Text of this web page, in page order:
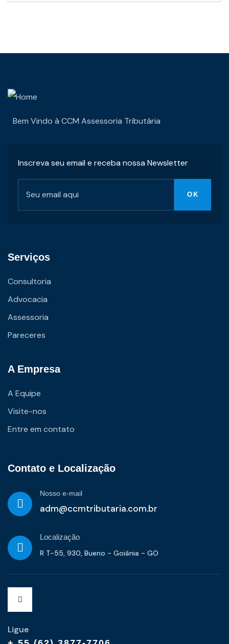
Bem Vindo à CCM Assessoria Tributária
Inscreva seu email e receba nossa Newsletter
Serviços
Consultoria
Advocacia
Assessoria
Pareceres
A Empresa
A Equipe
Visite-nos
Entre em contato
Contato e Localização
Nosso e-mail
adm@ccmtributaria.com.br
Localização
R T-55, 930, Bueno - Goiânia - GO
Ligue